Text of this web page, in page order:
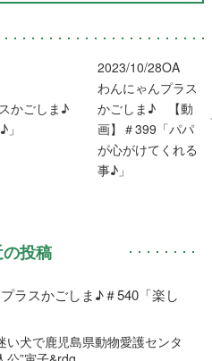
かごしま♪
2023/10/28OA
わんにゃんプラス
かごしま♪ 【動
画】＃399「パパ
が心がけてくれる
事♪」
投稿
ラスかごしま♪＃540「楽し
犬で鹿児島県動物愛護センタ